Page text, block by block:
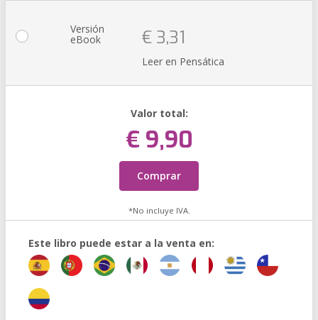
Versión
eBook € 3,31
Leer en Pensática
Valor total:
€ 9,90
Comprar
*No incluye IVA.
Este libro puede estar a la venta en: